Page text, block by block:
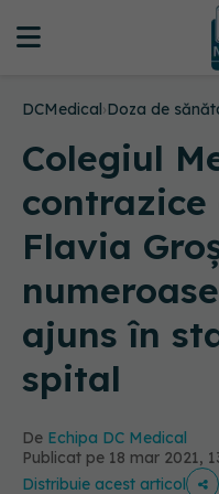
DCMedical›Doza de
Colegiul
Flavia
ajuns în
spital
De Echipa DC Medical
Publicat pe 18 mar 2021,
Distribuie acest articol